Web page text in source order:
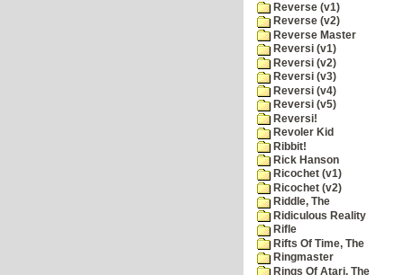
Reverse (v1)
Reverse (v2)
Reverse Master
Reversi (v1)
Reversi (v2)
Reversi (v3)
Reversi (v4)
Reversi (v5)
Reversi!
Revoler Kid
Ribbit!
Rick Hanson
Ricochet (v1)
Ricochet (v2)
Riddle, The
Ridiculous Reality
Rifle
Rifts Of Time, The
Ringmaster
Rings Of Atari, The